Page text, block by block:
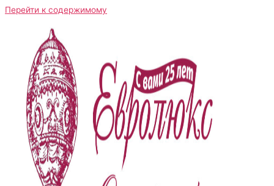
Перейти к содержимому